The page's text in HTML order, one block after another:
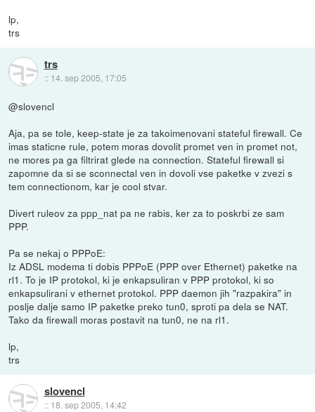
lp,
trs
trs
:: 14. sep 2005, 17:05
@slovencl
Aja, pa se tole, keep-state je za takoimenovani stateful firewall. Ce
imas staticne rule, potem moras dovolit promet ven in promet not,
ne mores pa ga filtrirat glede na connection. Stateful firewall si
zapomne da si se sconnectal ven in dovoli vse paketke v zvezi s
tem connectionom, kar je cool stvar.
Divert ruleov za ppp_nat pa ne rabis, ker za to poskrbi ze sam
PPP.
Pa se nekaj o PPPoE:
Iz ADSL modema ti dobis PPPoE (PPP over Ethernet) paketke na
rl1. To je IP protokol, ki je enkapsuliran v PPP protokol, ki so
enkapsulirani v ethernet protokol. PPP daemon jih "razpakira" in
poslje dalje samo IP paketke preko tun0, sproti pa dela se NAT.
Tako da firewall moras postavit na tun0, ne na rl1.
lp,
trs
slovencl
:: 18. sep 2005, 14:42